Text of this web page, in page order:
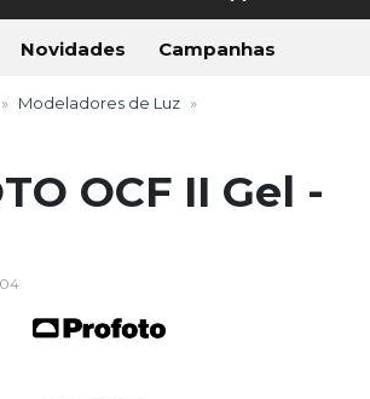
Novidades Campanhas
Modeladores de Luz
OCF II Gel -